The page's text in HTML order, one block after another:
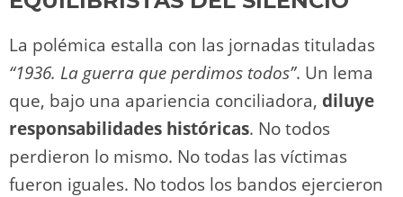
La polémica estalla con las jornadas tituladas
“1936. La guerra que perdimos todos”. Un lema
que, bajo una apariencia conciliadora, diluye
responsabilidades históricas. No todos
perdieron lo mismo. No todas las víctimas
fueron iguales. No todos los bandos ejercieron